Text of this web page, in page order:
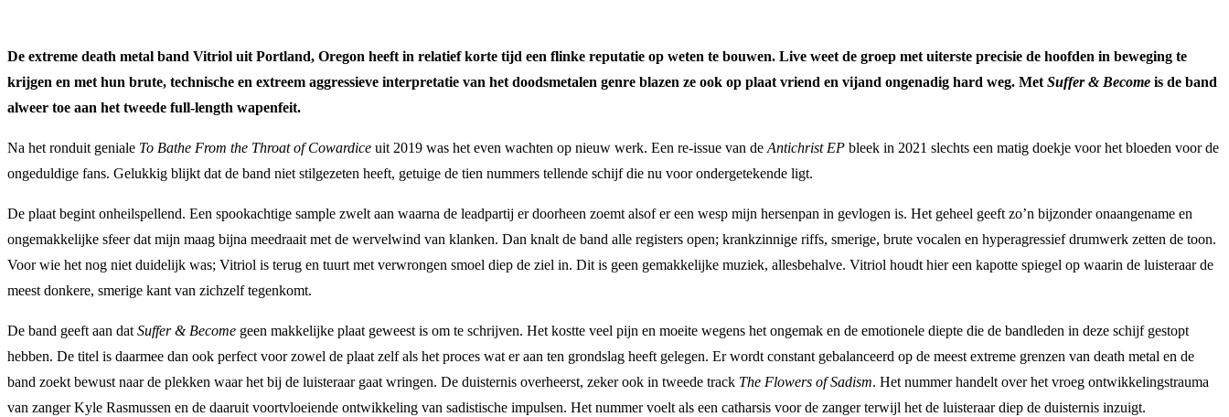
De extreme death metal band Vitriol uit Portland, Oregon heeft in relatief korte tijd een flinke reputatie op weten te bouwen. Live weet de groep met uiterste precisie de hoofden in beweging te
krijgen en met hun brute, technische en extreem aggressieve interpretatie van het doodsmetalen genre blazen ze ook op plaat vriend en vijand ongenadig hard weg. Met Suffer & Become is de band
alweer toe aan het tweede full-length wapenfeit.
Na het ronduit geniale To Bathe From the Throat of Cowardice uit 2019 was het even wachten op nieuw werk. Een re-issue van de Antichrist EP bleek in 2021 slechts een matig doekje voor het bloeden voor de
ongeduldige fans. Gelukkig blijkt dat de band niet stilgezeten heeft, getuige de tien nummers tellende schijf die nu voor ondergetekende ligt.
De plaat begint onheilspellend. Een spookachtige sample zwelt aan waarna de leadpartij er doorheen zoemt alsof er een wesp mijn hersenpan in gevlogen is. Het geheel geeft zo’n bijzonder onaangename en
ongemakkelijke sfeer dat mijn maag bijna meedraait met de wervelwind van klanken. Dan knalt de band alle registers open; krankzinnige riffs, smerige, brute vocalen en hyperagressief drumwerk zetten de toon.
Voor wie het nog niet duidelijk was; Vitriol is terug en tuurt met verwrongen smoel diep de ziel in. Dit is geen gemakkelijke muziek, allesbehalve. Vitriol houdt hier een kapotte spiegel op waarin de luisteraar de
meest donkere, smerige kant van zichzelf tegenkomt.
De band geeft aan dat Suffer & Become geen makkelijke plaat geweest is om te schrijven. Het kostte veel pijn en moeite wegens het ongemak en de emotionele diepte die de bandleden in deze schijf gestopt
hebben. De titel is daarmee dan ook perfect voor zowel de plaat zelf als het proces wat er aan ten grondslag heeft gelegen. Er wordt constant gebalanceerd op de meest extreme grenzen van death metal en de
band zoekt bewust naar de plekken waar het bij de luisteraar gaat wringen. De duisternis overheerst, zeker ook in tweede track The Flowers of Sadism. Het nummer handelt over het vroeg ontwikkelingstrauma
van zanger Kyle Rasmussen en de daaruit voortvloeiende ontwikkeling van sadistische impulsen. Het nummer voelt als een catharsis voor de zanger terwijl het de luisteraar diep de duisternis inzuigt.